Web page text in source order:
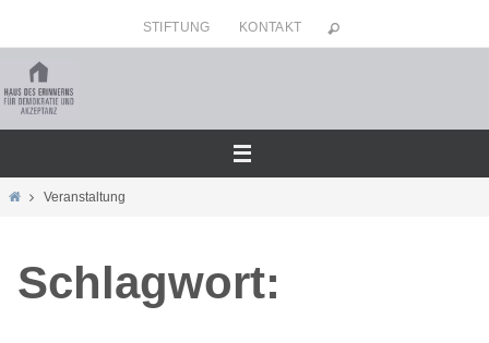
Inhalt
springen
STIFTUNG KONTAKT
HomeVeranstaltung
Schlagwort: